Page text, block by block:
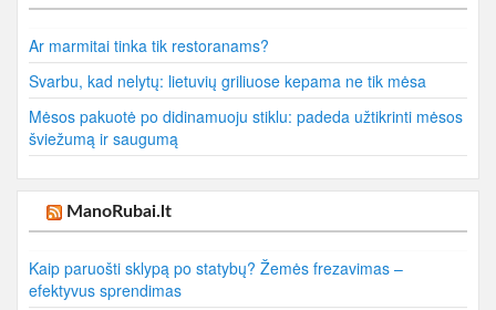
Ar marmitai tinka tik restoranams?
Svarbu, kad nelytų: lietuvių griliuose kepama ne tik mėsa
Mėsos pakuotė po didinamuoju stiklu: padeda užtikrinti mėsos
šviežumą ir saugumą
ManoRubai.lt
Kaip paruošti sklypą po statybų? Žemės frezavimas –
efektyvus sprendimas